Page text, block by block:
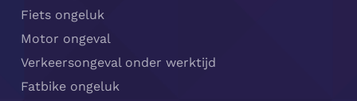
Fiets ongeluk
Motor ongeval
Verkeersongeval onder werktijd
Fatbike ongeluk